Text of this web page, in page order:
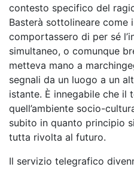
contesto specifico del
Basterà sottolineare come i
comportassero di per sé
simultaneo, o comunque
metteva mano a
segnali da un luogo a un
istante. È innegabile che il
quell’ambiente socio-
subito in quanto principio
tutta rivolta al futuro.
Il servizio telegrafico